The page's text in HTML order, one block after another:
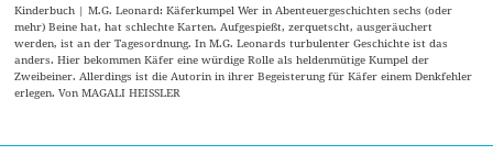
Kinderbuch | M.G. Leonard: Käferkumpel Wer in Abenteuergeschichten sechs (oder
mehr) Beine hat, hat schlechte Karten. Aufgespießt, zerquetscht, ausgeräuchert
werden, ist an der Tagesordnung. In M.G. Leonards turbulenter Geschichte ist das
anders. Hier bekommen Käfer eine würdige Rolle als heldenmütige Kumpel der
Zweibeiner. Allerdings ist die Autorin in ihrer Begeisterung für Käfer einem Denkfehler
erlegen. Von MAGALI HEISSLER